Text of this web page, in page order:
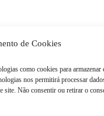
de Cookies
como cookies para armazenar
nos permitirá processar
site. Não consentir ou retirar o